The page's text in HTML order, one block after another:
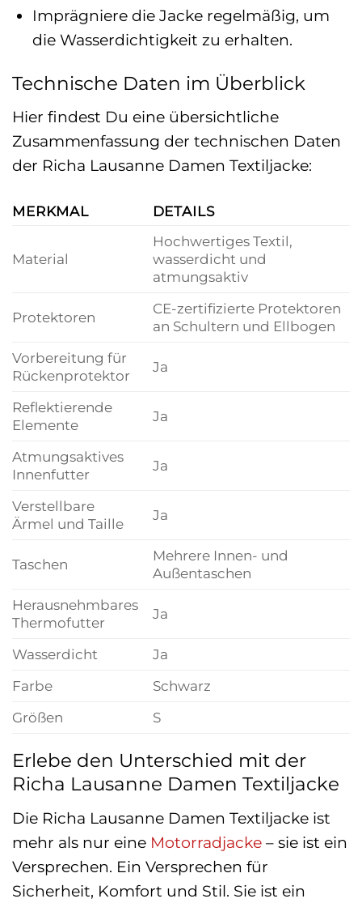
Imprägniere die Jacke regelmäßig, um
die Wasserdichtigkeit zu erhalten.
Technische Daten im Überblick
Hier findest Du eine übersichtliche
Zusammenfassung der technischen Daten
der Richa Lausanne Damen Textiljacke:
MERKMAL DETAILS
Material
Hochwertiges Textil,
wasserdicht und
atmungsaktiv
Protektoren
CE-zertifizierte Protektoren
an Schultern und Ellbogen
Vorbereitung für
Rückenprotektor
Ja
Reflektierende
Elemente
Ja
Atmungsaktives
Innenfutter
Ja
Verstellbare
Ärmel und Taille
Ja
Taschen
Mehrere Innen- und
Außentaschen
Herausnehmbares
Thermofutter
Ja
Wasserdicht
Ja
Farbe
Schwarz
Größen
S
Erlebe den Unterschied mit der
Richa Lausanne Damen Textiljacke
Die Richa Lausanne Damen Textiljacke ist
mehr als nur eine Motorradjacke – sie ist ein
Versprechen. Ein Versprechen für
Sicherheit, Komfort und Stil. Sie ist ein